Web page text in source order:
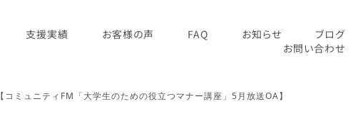
支援実績 お客様の声 FAQ お知らせ
ブログ
お問い合わせ
【コミュニティFM「大学生のための役立つマナー講座」5月放送OA】